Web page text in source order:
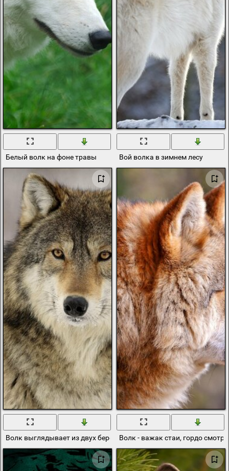
Белый волк на фоне травы Вой волка в зимнем лесу
Волк выглядывает из двух берез Волк - важак стаи, гордо